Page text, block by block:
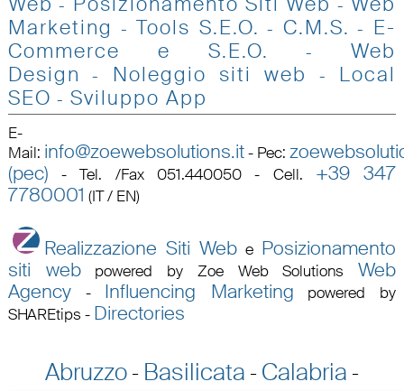
- -
Marketing - Tools S.E.O. - C.M.S. - E-
Commerce e S.E.O.
-Web
Design
- Noleggio siti web - Local
SEO - Sviluppo App
E-
Mail: info@zoewebsolutions.it- Pec:
(pec) -Tel. /Fax 051.440050 - Cell. +39 347
7780001 (IT / EN)
Realizzazione Siti Web e Posizionamento
siti webpowered by Zoe Web SolutionsWeb
Agency- Influencing Marketing powered by
SHAREtips - Directories
Abruzzo- Basilicata - Calabria -